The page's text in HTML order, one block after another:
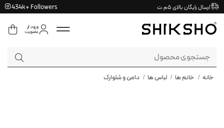
Skip
content
ارسال رایگان بالای ۵م.ت 434k+ Followers
جستجو
برای:
خانه / خانم ها / لباس ها / دامن و شلوارک